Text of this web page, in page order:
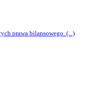
prawa bilansowego. (...)